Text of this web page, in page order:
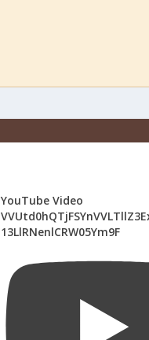
YouTube Video
13LlRNenlCRW05Ym9F